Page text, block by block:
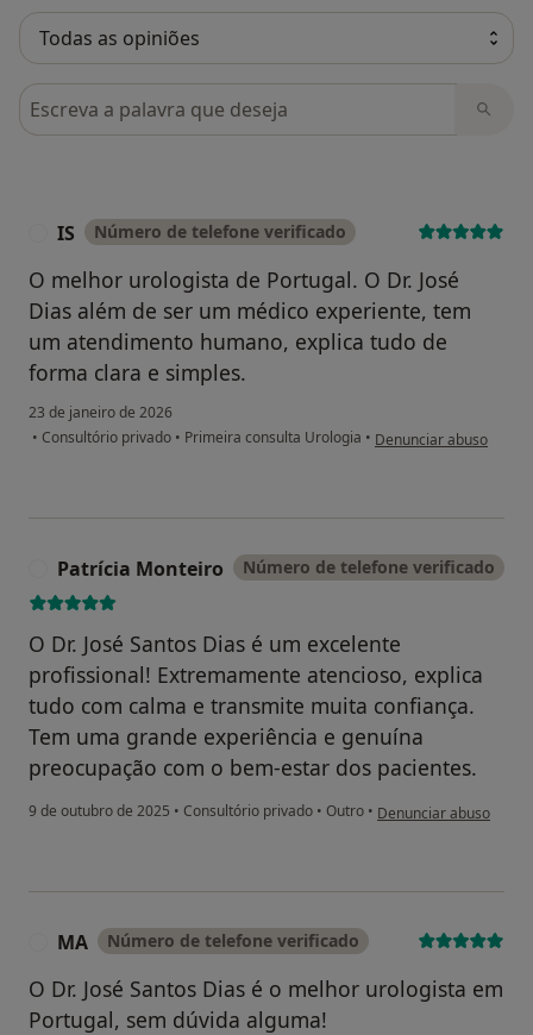
Pesquisar em opiniões
IS Número de telefone verificado
O melhor urologista de Portugal. O Dr. José
Dias além de ser um médico experiente, tem
um atendimento humano, explica tudo de
forma clara e simples.
23 de janeiro de 2026
• Consultório privado • Primeira consulta Urologia • na opinião do utilizador
Denunciar abuso
Patrícia Monteiro Número de telefone verificado
O Dr. José Santos Dias é um excelente
profissional! Extremamente atencioso, explica
tudo com calma e transmite muita confiança.
Tem uma grande experiência e genuína
preocupação com o bem-estar dos pacientes.
9 de outubro de 2025 • Consultório privado • Outro • na opinião do
Denunciar abuso
MA Número de telefone verificado
O Dr. José Santos Dias é o melhor urologista em
Portugal, sem dúvida alguma!